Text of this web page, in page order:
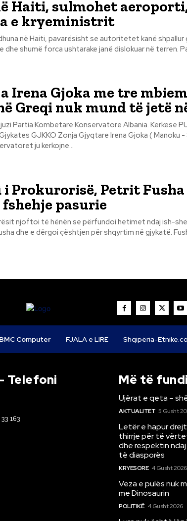
Haiti, sulmohet
e kryeministrit
në Haiti, pavarësisht se autoritetet kanë shpallur
Irena Gjoka me tre
Greqi nuk mund të jetë
Zonjes
GJKKO Zonja Gjyqtare Irena Gjoka ( Manoku
Konservatoret ju kerkojne...
i Prokurorisë, Petrit
pasurie
njoftoi të hënën se përfundoi hetimet ndaj ish-
dhe e dërgoi çështjen për shqyrtim në gjykatë.
BMC Computer FJALA e LIRË Shqipëria-
Telefoni
163
Më të
Ujërat e qeta –
AKTUALITET 5 Gusht
Letër e hapur
thirrje për të
dhe respektin
të diasporës
KRYESORE 4 Gusht 2026
Veza e pulës nuk
me Dinosaurin
POLITIKË 4 Gusht 2026